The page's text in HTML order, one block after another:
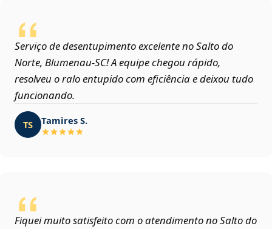
Serviço de desentupimento excelente no Salto do
Norte, Blumenau‑SC! A equipe chegou rápido,
resolveu o ralo entupido com eficiência e deixou tudo
funcionando.
TS Tamires S.
Fiquei muito satisfeito com o atendimento no Salto do